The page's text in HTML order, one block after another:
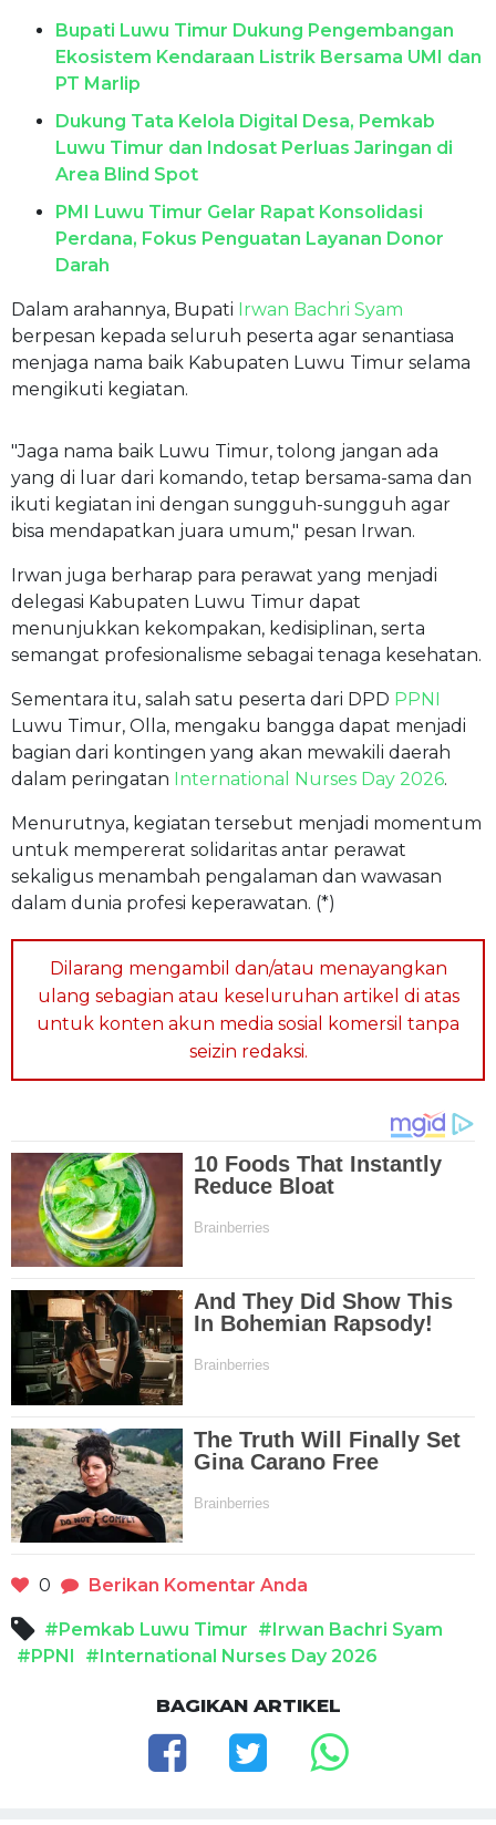
Bupati Luwu Timur Dukung Pengembangan
Ekosistem Kendaraan Listrik Bersama UMI dan
PT Marlip
Dukung Tata Kelola Digital Desa, Pemkab
Luwu Timur dan Indosat Perluas Jaringan di
Area Blind Spot
PMI Luwu Timur Gelar Rapat Konsolidasi
Perdana, Fokus Penguatan Layanan Donor
Darah
Dalam arahannya, Bupati Irwan Bachri Syam
berpesan kepada seluruh peserta agar senantiasa
menjaga nama baik Kabupaten Luwu Timur selama
mengikuti kegiatan.
"Jaga nama baik Luwu Timur, tolong jangan ada
yang di luar dari komando, tetap bersama-sama dan
ikuti kegiatan ini dengan sungguh-sungguh agar
bisa mendapatkan juara umum," pesan Irwan.
Irwan juga berharap para perawat yang menjadi
delegasi Kabupaten Luwu Timur dapat
menunjukkan kekompakan, kedisiplinan, serta
semangat profesionalisme sebagai tenaga kesehatan.
Sementara itu, salah satu peserta dari DPD PPNI
Luwu Timur, Olla, mengaku bangga dapat menjadi
bagian dari kontingen yang akan mewakili daerah
dalam peringatan International Nurses Day 2026.
Menurutnya, kegiatan tersebut menjadi momentum
untuk mempererat solidaritas antar perawat
sekaligus menambah pengalaman dan wawasan
dalam dunia profesi keperawatan. (*)
Dilarang mengambil dan/atau menayangkan
ulang sebagian atau keseluruhan artikel di atas
untuk konten akun media sosial komersil tanpa
seizin redaksi.
0 Berikan Komentar Anda
#Pemkab Luwu Timur #Irwan Bachri Syam
#PPNI
#International Nurses Day 2026
BAGIKAN ARTIKEL